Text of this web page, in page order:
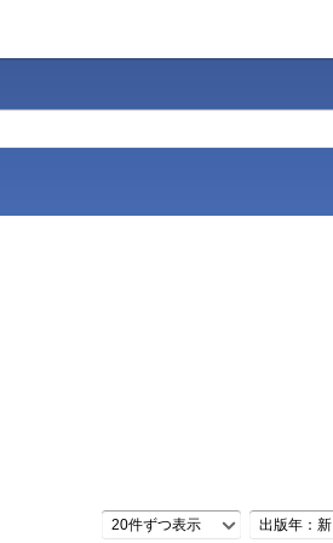
20件ずつ表示 出版年：